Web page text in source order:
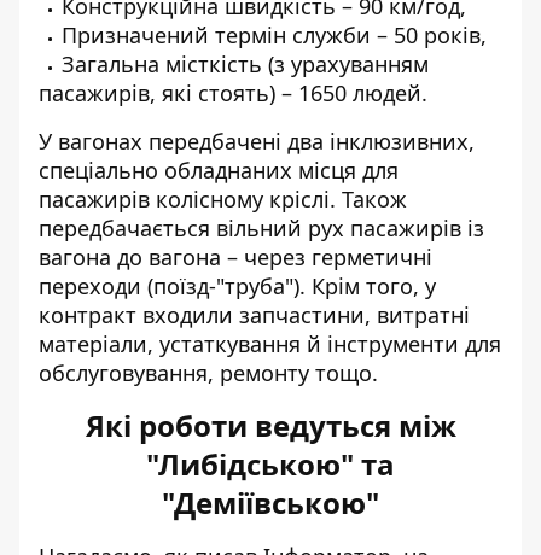
Конструкційна швидкість – 90 км/год,
Призначений термін служби – 50 років,
Загальна місткість (з урахуванням
пасажирів, які стоять) – 1650 людей.
У вагонах передбачені два інклюзивних,
спеціально обладнаних місця для
пасажирів колісному кріслі. Також
передбачається вільний рух пасажирів із
вагона до вагона – через герметичні
переходи (поїзд-"труба"). Крім того, у
контракт входили запчастини, витратні
матеріали, устаткування й інструменти для
обслуговування, ремонту тощо.
Які роботи ведуться між
"Либідською" та
"Деміївською"